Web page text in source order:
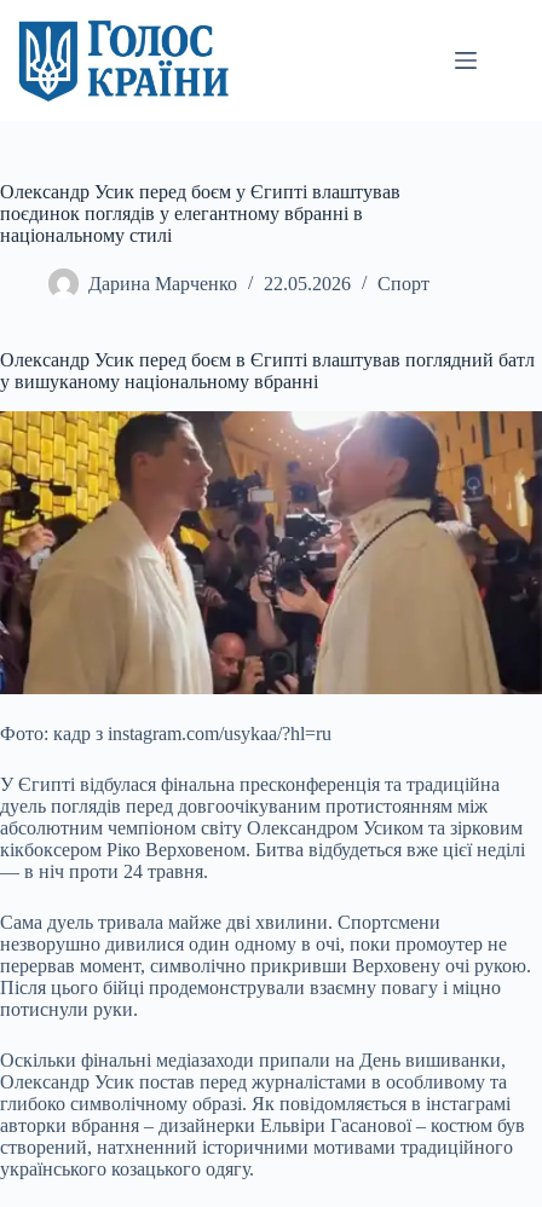
вмісту
Олександр Усик перед боєм у Єгипті влаштував
поєдинок поглядів у елегантному вбранні в
національному стилі
Дарина Марченко 22.05.2026 Спорт
Олександр Усик перед боєм в Єгипті влаштував поглядний батл
у вишуканому національному вбранні
Фото: кадр з instagram.com/usykaa/?hl=ru
У Єгипті відбулася фінальна пресконференція та традиційна
дуель поглядів перед довгоочікуваним протистоянням між
абсолютним чемпіоном світу Олександром Усиком та зірковим
кікбоксером Ріко Верховеном. Битва відбудеться вже цієї неділі
— в ніч проти 24 травня.
Сама дуель тривала майже дві хвилини. Спортсмени
незворушно дивилися один одному в очі, поки промоутер не
перервав момент, символічно прикривши Верховену очі рукою.
Після цього бійці продемонстрували взаємну повагу і міцно
потиснули руки.
Оскільки фінальні медіазаходи припали на День вишиванки,
Олександр Усик постав перед журналістами в особливому та
глибоко символічному образі. Як повідомляється в інстаграмі
авторки вбрання – дизайнерки Ельвіри Гасанової – костюм був
створений, натхненний історичними мотивами традиційного
українського козацького одягу.